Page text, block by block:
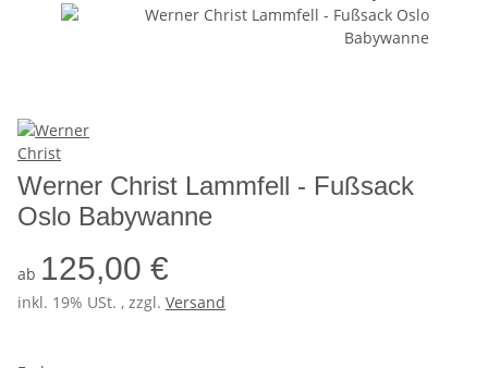
Werner Christ Lammfell - Fußsack
Oslo Babywanne
ab 125,00 €
inkl. 19% USt. , zzgl. Versand